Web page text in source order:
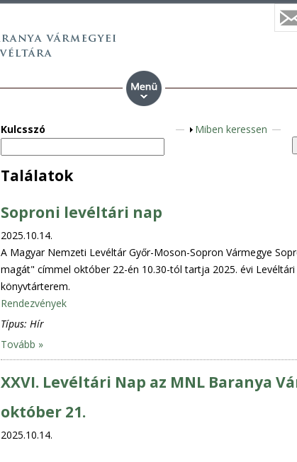
Kulcsszó
M
n
í
Miben keressen
Találatok
Soproni levéltári nap
2025.10.14.
A Magyar Nemzeti Levéltár Győr-Moson-Sopron Vármegye
magát" címmel október 22-én 10.30-tól tartja 2025. évi
könyvtárterem.
Rendezvények
Típus: Hír
Tovább »
XXVI. Levéltári Nap az MNL Baranya
október 21.
2025.10.14.